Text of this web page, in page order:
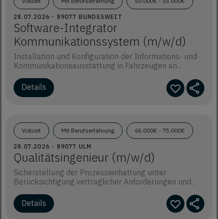
28.07.2026 - 89077 BUNDESWEIT
Software-Integrator
Kommunikationssystem (m/w/d)
Installation und Konfiguration der Informations‑ und
Kommunikationsausstattung in Fahrzeugen an...
Details
Vollzeit Mit Berufserfahrung 65.000€ - 75.000€
28.07.2026 - 89077 ULM
Qualitätsingenieur (m/w/d)
Sicherstellung der Prozesseinhaltung unter
Berücksichtigung vertraglicher Anforderungen und...
Details